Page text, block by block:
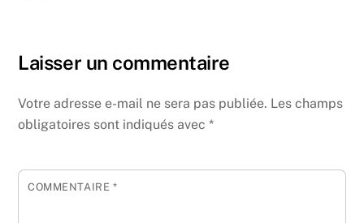
Laisser un commentaire
Votre adresse e-mail ne sera pas publiée. Les champs
obligatoires sont indiqués avec*
COMMENTAIRE *